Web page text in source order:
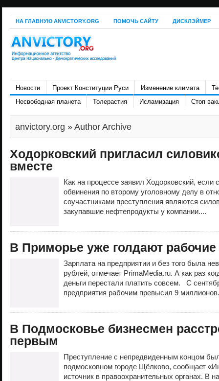
НА ГЛАВНУЮ ANVICTORY.ORG ПОМОЧЬ САЙТУ ДИСКЛЭЙМЕР
Новости Проект Конституции Руси Изменение климата
Несвободная планета
Толерастия Исламизация Стоп
anvictory.org » Author Archive
Ходорковский пригласил
вместе
Как на процессе заявил Ходорковский, если
обвинения по второму уголовному делу в
соучастниками преступления являются
закупавшие нефтепродукты у компании....
В Приморье уже голдают
Зарплата на предприятии и без того была
рублей, отмечает PrimaMedia.ru. А как раз
деньги перестали платить совсем. С
предприятия рабочим превысил 9
В Подмосковье бизнесмен
первым
Преступление с непредвиденным концом
подмосковном городе Щёлково, сообщает
источник в правоохранительных органах. В